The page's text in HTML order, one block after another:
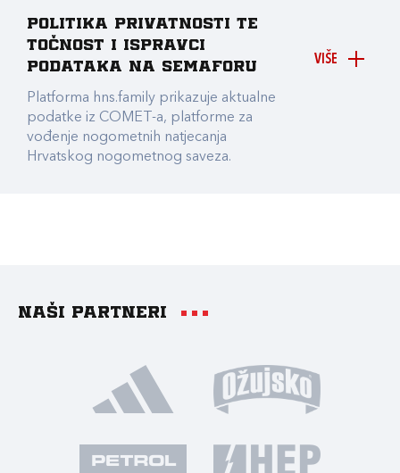
VIŠE
Politika privatnosti te
točnost i ispravci
podataka na Semaforu
Platforma hns.family prikazuje aktualne
podatke iz COMET-a, platforme za
vođenje nogometnih natjecanja
Hrvatskog nogometnog saveza.
Naši partneri